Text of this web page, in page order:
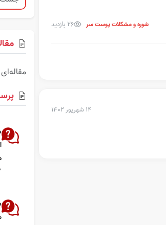
شوره و مشکلات پوست سر 26 بازدید
۱۴ شهریور ۱۴۰۲